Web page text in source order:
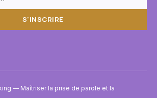
S'INSCRIRE
— Maîtriser la prise de parole et la